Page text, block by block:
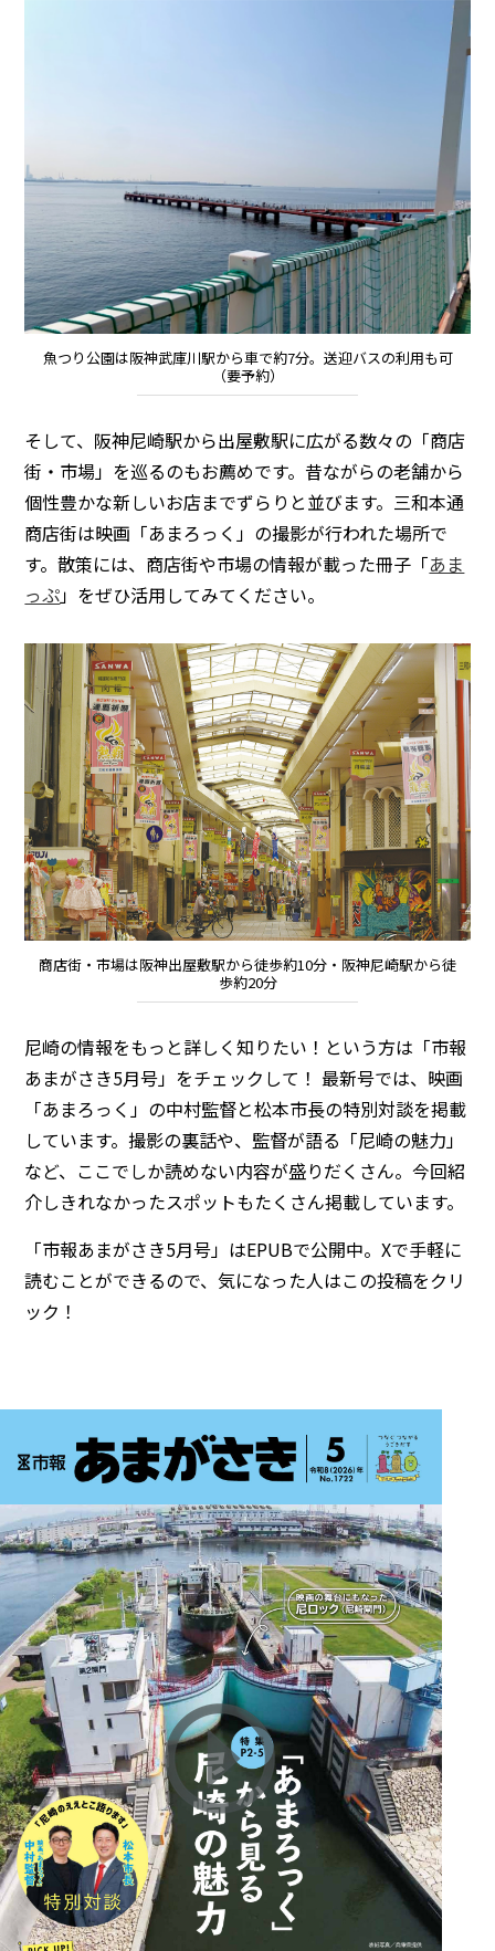
魚つり公園は阪神武庫川駅から車で約7分。送迎バスの利用も可
（要予約）
そして、阪神尼崎駅から出屋敷駅に広がる数々の「商店
街・市場」を巡るのもお薦めです。昔ながらの老舗から
個性豊かな新しいお店までずらりと並びます。三和本通
商店街は映画「あまろっく」の撮影が行われた場所で
す。散策には、商店街や市場の情報が載った冊子「あま
っぷ」をぜひ活用してみてください。
商店街・市場は阪神出屋敷駅から徒歩約10分・阪神尼崎駅から徒
歩約20分
尼崎の情報をもっと詳しく知りたい！という方は「市報
あまがさき5月号」をチェックして！ 最新号では、映画
「あまろっく」の中村監督と松本市長の特別対談を掲載
しています。撮影の裏話や、監督が語る「尼崎の魅力」
など、ここでしか読めない内容が盛りだくさん。今回紹
介しきれなかったスポットもたくさん掲載しています。
「市報あまがさき5月号」はEPUBで公開中。Xで手軽に
読むことができるので、気になった人はこの投稿をクリ
ック！